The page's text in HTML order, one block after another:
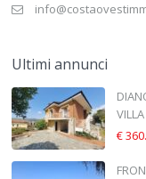
Ultimi annunci
€